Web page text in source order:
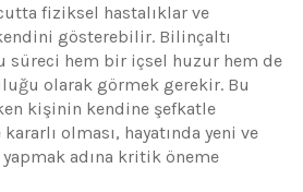
fiziksel hastalıklar ve
gösterebilir. Bilinçaltı
süreci hem bir içsel huzur hem de
olarak görmek gerekir. Bu
kişinin kendine şefkatle
kararlı olması, hayatında yeni ve
yapmak adına kritik öneme